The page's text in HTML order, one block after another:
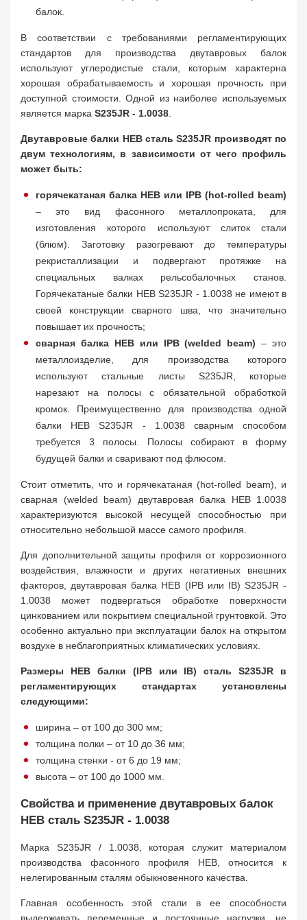
балок.
В соответствии с требованиями регламентирующих
стандартов для производства двутавровых балок
используют углеродистые стали, которым характерна
хорошая обрабатываемость и хорошая прочность при
доступной стоимости. Одной из наиболее используемых
является марка S235JR - 1.0038
Двутавровые балки HEB сталь S235JR производят по
двум технологиям, в зависимости от чего профиль
может быть:
горячекатаная балка HEB или IPB (hot-rolled beam)
– это вид фасонного металлопроката, для
изготовления которого используют слиток стали
(блюм). Заготовку разогревают до температуры
рекристаллизации и подвергают протяжке на
специальных валках рельсобалочных станов.
Горячекатаные балки HEB S235JR - 1.0038 не имеют в
своей конструкции сварного шва, что значительно
повышает их прочность;
сварная балка HEB или IPB (welded beam) – это
металлоизделие, для производства которого
используют стальные листы S235JR, которые
нарезают на полосы с обязательной обработкой
кромок. Преимущественно для производства одной
балки HEB S235JR - 1.0038 сварным способом
требуется 3 полосы. Полосы собирают в форму
будущей балки и сваривают под флюсом.
Стоит отметить, что и горячекатаная (hot-rolled beam), и
сварная (welded beam) двутавровая балка HEB 1.0038
характеризуются высокой несущей способностью при
относительно небольшой массе самого профиля.
Для дополнительной защиты профиля от коррозионного
воздействия, влажности и других негативных внешних
факторов, двутавровая балка HEB (IPB или IB) S235JR -
1.0038 может подвергаться обработке поверхности
цинкованием или покрытием специальной грунтовкой. Это
особенно актуально при эксплуатации балок на открытом
воздухе в неблагоприятных климатических условиях.
Размеры HEB балки (IPB или IB) сталь S235JR в
регламентирующих стандартах установлены
следующими:
ширина – от 100 до 300 мм;
толщина полки – от 10 до 36 мм;
толщина стенки - от 6 до 19 мм;
высота – от 100 до 1000 мм.
Свойства и применение двутавровых балок
HEB сталь S235JR - 1.0038
Марка S235JR / 1.0038, которая служит материалом
производства фасонного профиля HEB, относится к
нелегированным сталям обыкновенного качества.
Главная особенность этой стали в ее способности